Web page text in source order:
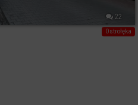
22
Ostrołęka